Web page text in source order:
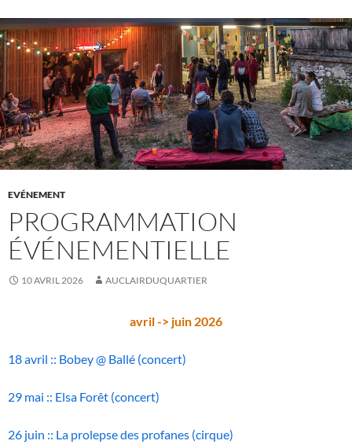
EVÉNEMENT
PROGRAMMATION
ÉVÉNEMENTIELLE
10 AVRIL 2026 AUCLAIRDUQUARTIER
avril -> juin 2026
18 avril :: Bobey @ Ballé (concert)
29 mai :: Elsa Forêt (concert)
26 juin :: La prolepse des profanes (cirque)